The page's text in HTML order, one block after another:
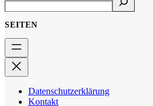
SEITEN
Datenschutzerklärung
Kontakt